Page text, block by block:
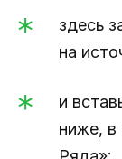
здесь
на
и
ниже, в